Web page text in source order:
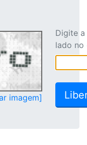
imagem]
Digite
lado no